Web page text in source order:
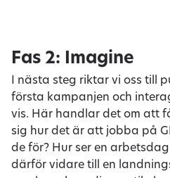
Fas 2: Imagine
I nästa steg riktar vi oss till
första kampanjen och
vis. Här handlar det om att
sig hur det är att jobba på
de för? Hur ser en
därför vidare till en